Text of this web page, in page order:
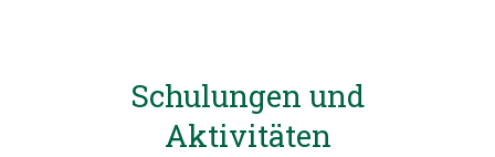
Schulungen und
Aktivitäten